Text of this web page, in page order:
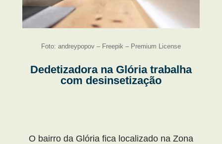
Foto: andreypopov – Freepik – Premium License
Dedetizadora na Glória trabalha
com desinsetização
O bairro da Glória fica localizado na Zona